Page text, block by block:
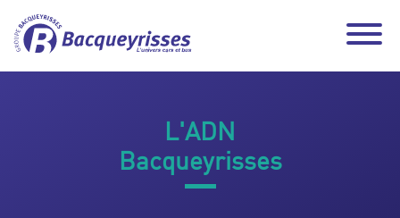
L'ADN
Bacqueyrisses